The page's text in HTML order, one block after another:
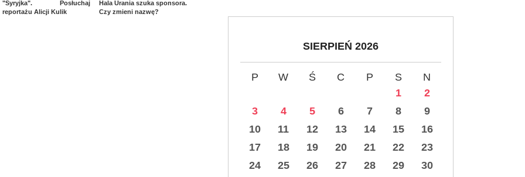
"Syryjka". Posłuchaj
reportażu Alicji Kulik
Hala Urania szuka sponsora.
Czy zmieni nazwę?
SIERPIEŃ 2026
P W Ś C P S
N
1
2
3
4 5 6 7 8
9
10
11 12 13 14 15
16
17
18 19 20 21 22
23
24
25 26 27 28 29
30